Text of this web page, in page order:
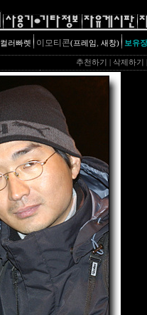
컬러빠렛 이모티콘(프레임, 새창) 보유
추천하기 |삭제하기